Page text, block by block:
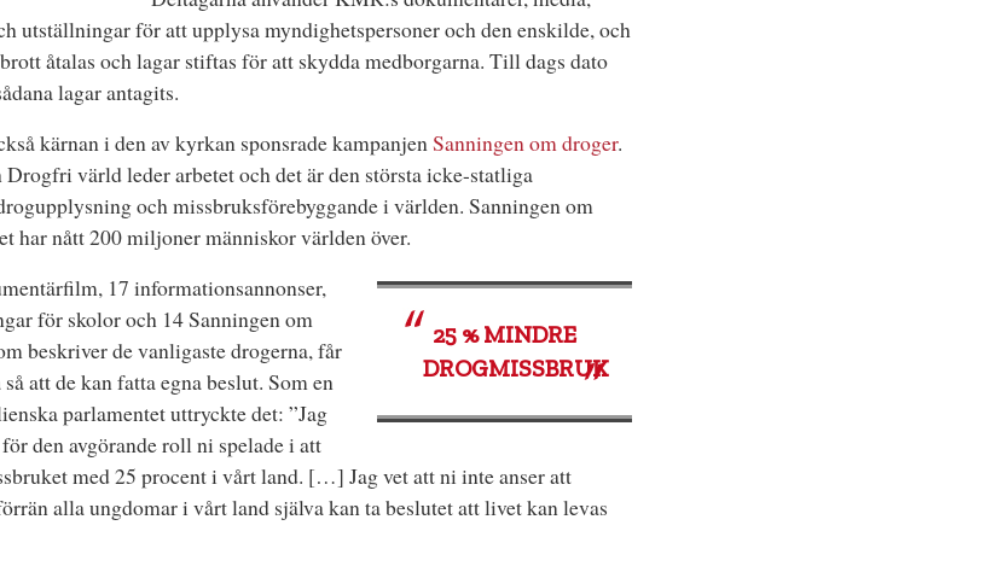
utställningar för att upplysa myndighetspersoner och den enskilde, och
åtalas och lagar stiftas för att skydda medborgarna. Till dags dato
lagar antagits.
kärnan i den av kyrkan sponsrade kampanjen Sanningen om droger.
värld leder arbetet och det är den största icke-statliga
och missbruksförebyggande i världen. Sanningen om
har nått 200 miljoner människor världen över.
25 % MINDRE
DROGMISSBRUK
17 informationsannonser,
för skolor och 14 Sanningen om
beskriver de vanligaste drogerna, får
att de kan fatta egna beslut. Som en
parlamentet uttryckte det: ”Jag
den avgörande roll ni spelade i att
med 25 procent i vårt land. […] Jag vet att ni inte anser att
alla ungdomar i vårt land själva kan ta beslutet att livet kan levas